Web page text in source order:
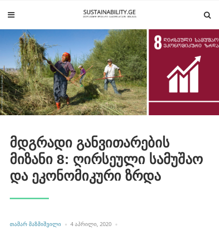
მდგრადი განვითარების
მიზანი 8: ღირსეული სამუშაო
და ეკონომიკური ზრდა
POSTED
ᲗᲐᲛᲐᲠ ᲛᲐᲖᲛᲘᲨᲕᲘᲚᲘ
4 ᲐᲞᲠᲘᲚᲘ, 2020